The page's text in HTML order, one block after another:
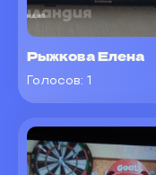
Рыжкова Елена
Голосов: 1